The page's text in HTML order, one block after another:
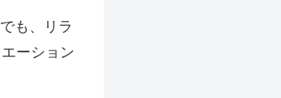
も、リラ
ーション